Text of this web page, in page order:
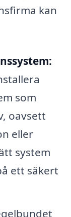
kan
som
oavsett
eller
system
ett säkert